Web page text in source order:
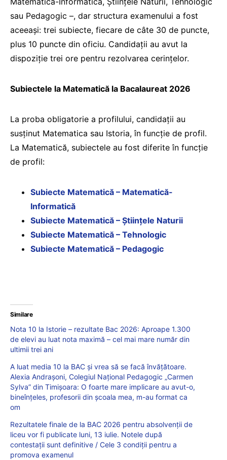
sau Pedagogic –, dar structura examenului a fost
aceeași: trei subiecte, fiecare de câte 30 de puncte,
plus 10 puncte din oficiu. Candidații au avut la
dispoziție trei ore pentru rezolvarea cerințelor.
Subiectele la Matematică la Bacalaureat 2026
La proba obligatorie a profilului, candidații au
susținut Matematica sau Istoria, în funcție de profil.
La Matematică, subiectele au fost diferite în funcție
de profil:
Subiecte Matematică – Matematică-
Informatică
Subiecte Matematică – Științele Naturii
Subiecte Matematică – Tehnologic
Subiecte Matematică – Pedagogic
Similare
Nota 10 la Istorie – rezultate Bac 2026: Aproape 1.300
de elevi au luat nota maximă – cel mai mare număr din
ultimii trei ani
A luat media 10 la BAC și vrea să se facă învățătoare.
Alexia Andrașoni, Colegiul Național Pedagogic „Carmen
Sylva” din Timișoara: O foarte mare implicare au avut-o,
bineînțeles, profesorii din școala mea, m-au format ca
om
Rezultatele finale de la BAC 2026 pentru absolvenții de
liceu vor fi publicate luni, 13 iulie. Notele după
contestații sunt definitive / Cele 3 condiții pentru a
promova examenul